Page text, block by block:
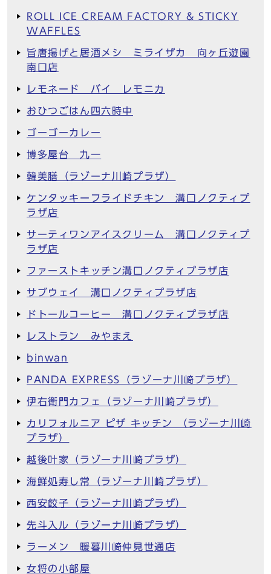
ROLL ICE CREAM FACTORY & STICKY
WAFFLES
旨唐揚げと居酒メシ ミライザカ 向ヶ丘遊園
南口店
レモネード バイ レモニカ
おひつごはん四六時中
ゴーゴーカレー
博多屋台 九一
韓美膳（ラゾーナ川崎プラザ）
ケンタッキーフライドチキン 溝口ノクティプ
ラザ店
サーティワンアイスクリーム 溝口ノクティプ
ラザ店
ファーストキッチン溝口ノクティプラザ店
サブウェイ 溝口ノクティプラザ店
ドトールコーヒー 溝口ノクティプラザ店
レストラン みやまえ
binwan
PANDA EXPRESS（ラゾーナ川崎プラザ）
伊右衛門カフェ（ラゾーナ川崎プラザ）
カリフォルニア ピザ キッチン （ラゾーナ川崎
プラザ）
越後叶家（ラゾーナ川崎プラザ）
海鮮処寿し常（ラゾーナ川崎プラザ）
西安餃子（ラゾーナ川崎プラザ）
先斗入ル（ラゾーナ川崎プラザ）
ラーメン 暖暮川崎仲見世通店
女将の小部屋